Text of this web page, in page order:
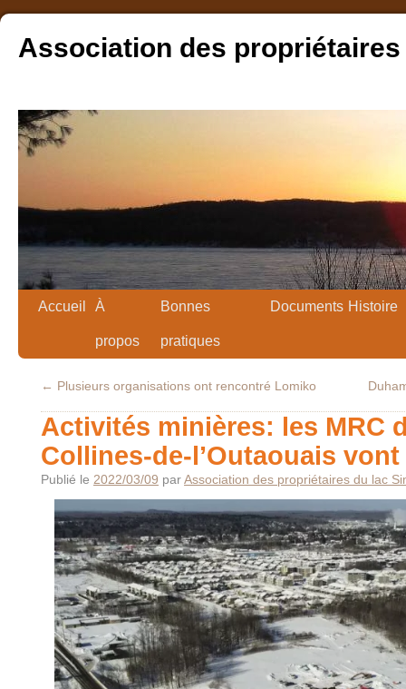
Association des
Accueil À
propos
Bonnes
pratiques
Documents Histoire
← Plusieurs organisations ont rencontré Lomiko
Activités minières: les MRC
Collines-de-l’Outaouais
Publié le 2022/03/09 parAssociation des propriétaires du lac